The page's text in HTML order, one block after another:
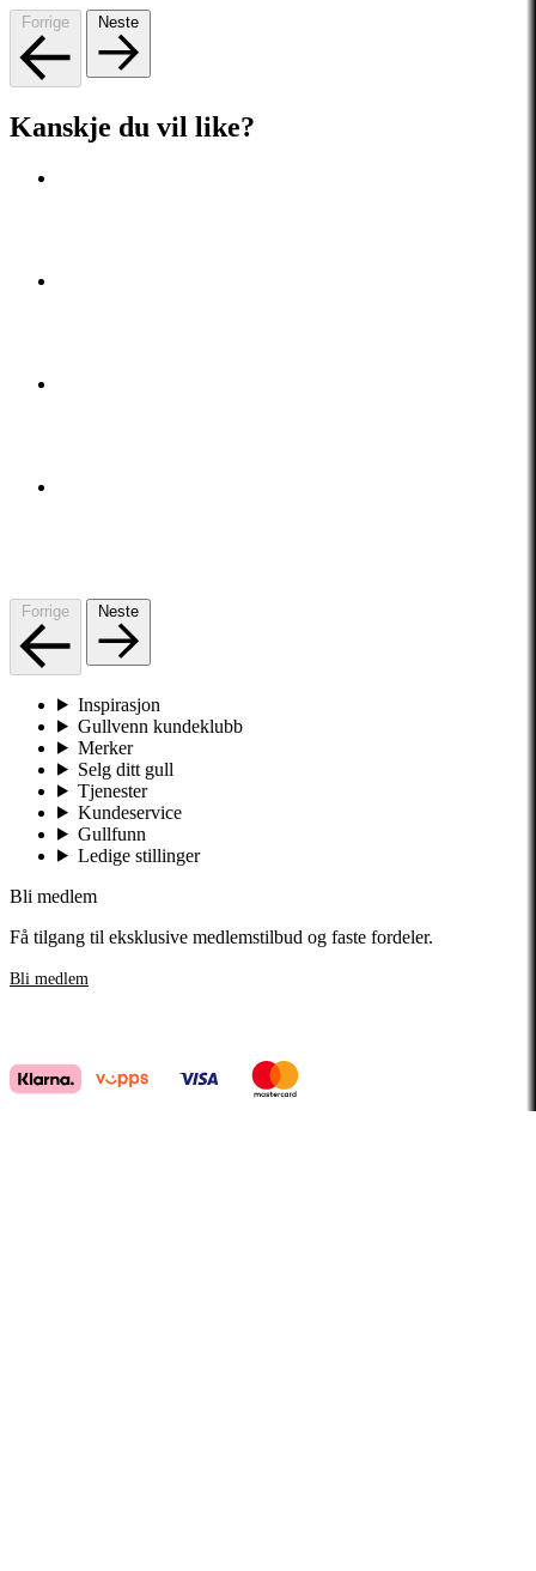
Forrige Neste
Kanskje du vil like?
Forrige Neste
Inspirasjon
Gullvenn kundeklubb
Merker
Selg ditt gull
Tjenester
Kundeservice
Gullfunn
Ledige stillinger
Bli medlem
Få tilgang til eksklusive medlemstilbud og faste fordeler.
Bli medlem